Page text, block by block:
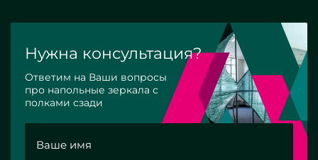
Нужна консультация?
Ответим на Ваши вопросы
про напольные зеркала с
полками сзади